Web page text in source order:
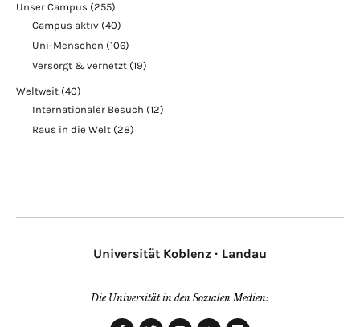
Unser Campus (255)
Campus aktiv (40)
Uni-Menschen (106)
Versorgt & vernetzt (19)
Weltweit (40)
Internationaler Besuch (12)
Raus in die Welt (28)
Universität Koblenz · Landau
Die Universität in den Sozialen Medien: